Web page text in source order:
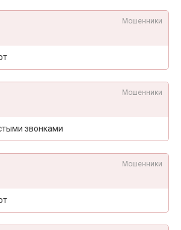
Мошенники
Мошенники
звонками
Мошенники